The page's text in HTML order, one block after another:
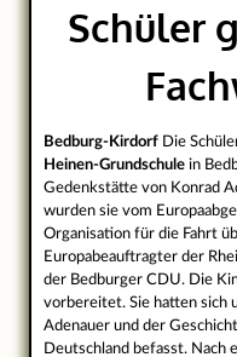
Schüler
Bedburg-KirdorfDie
Heinen-Grundschulein
Gedenkstätte von Konrad
wurden sie vom
Organisation für die Fahrt
Europabeauftragter der
der Bedburger CDU. Die
vorbereitet. Sie hatten sich
Adenauer und der
Deutschland befasst. Nach